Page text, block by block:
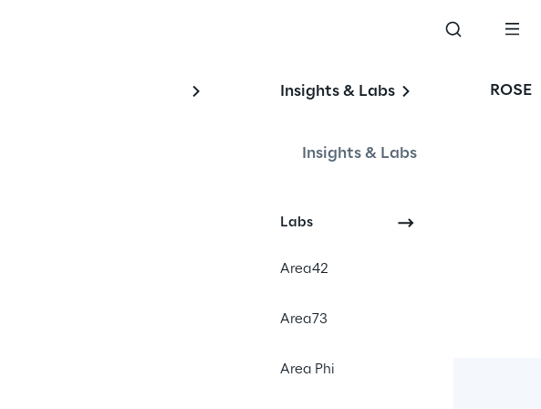
Insights & Labs
Insights & Labs
Labs
Area42
Area73
Area Phi
ROSE